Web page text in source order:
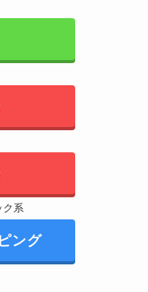
ク系
ング